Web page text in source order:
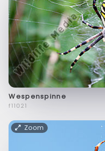
Wespenspinne
f11021
Zoom